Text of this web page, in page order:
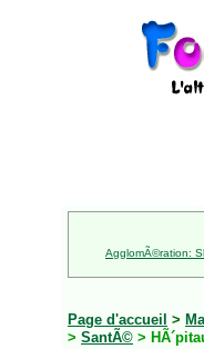
AgglomÃ©ration:
Page d'accueil >
> SantÃ© >